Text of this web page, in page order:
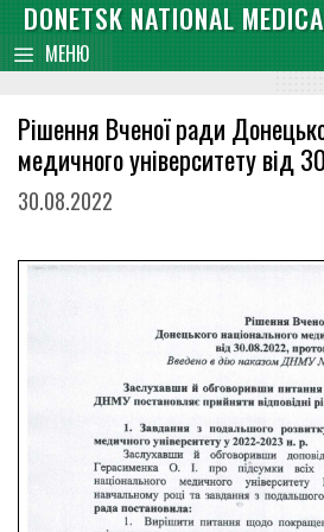
content
Skip
to
content
DONETSK NATIONAL
МЕНЮ
Рішення Вченої ради
медичного університету від
30.08.2022